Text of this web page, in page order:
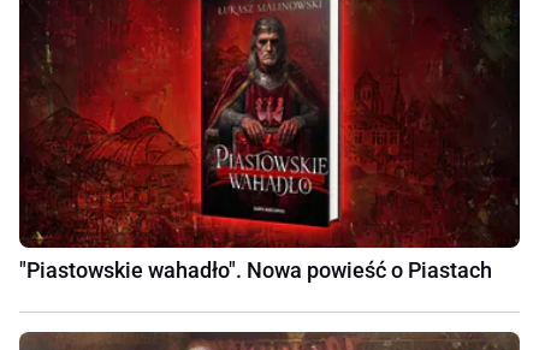
"Piastowskie wahadło". Nowa powieść o Piastach